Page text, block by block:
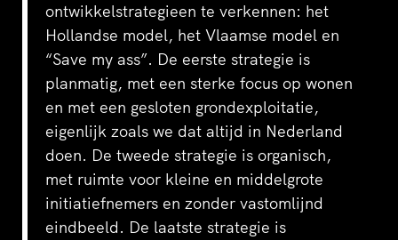
ontwikkelstrategieen te verkennen: het
Hollandse model, het Vlaamse model en
“Save my ass”. De eerste strategie is
planmatig, met een sterke focus op wonen
en met een gesloten grondexploitatie,
eigenlijk zoals we dat altijd in Nederland
doen. De tweede strategie is organisch,
met ruimte voor kleine en middelgrote
initiatiefnemers en zonder vastomlijnd
eindbeeld. De laatste strategie is